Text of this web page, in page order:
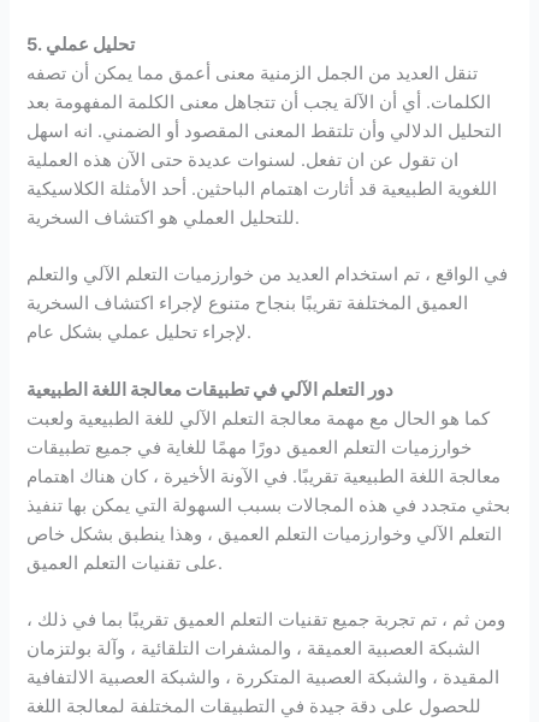
5. تحليل عملي
تنقل العديد من الجمل الزمنية معنى أعمق مما يمكن أن تصفه
الكلمات. أي أن الآلة يجب أن تتجاهل معنى الكلمة المفهومة بعد
التحليل الدلالي وأن تلتقط المعنى المقصود أو الضمني. انه اسهل
ان تقول عن ان تفعل. لسنوات عديدة حتى الآن هذه العملية
اللغوية الطبيعية قد أثارت اهتمام الباحثين. أحد الأمثلة الكلاسيكية
للتحليل العملي هو اكتشاف السخرية.
في الواقع ، تم استخدام العديد من خوارزميات التعلم الآلي والتعلم
العميق المختلفة تقريبًا بنجاح متنوع لإجراء اكتشاف السخرية
لإجراء تحليل عملي بشكل عام.
دور التعلم الآلي في تطبيقات معالجة اللغة الطبيعية
كما هو الحال مع مهمة معالجة التعلم الآلي للغة الطبيعية ولعبت
خوارزميات التعلم العميق دورًا مهمًا للغاية في جميع تطبيقات
معالجة اللغة الطبيعية تقريبًا. في الآونة الأخيرة ، كان هناك اهتمام
بحثي متجدد في هذه المجالات بسبب السهولة التي يمكن بها تنفيذ
التعلم الآلي وخوارزميات التعلم العميق ، وهذا ينطبق بشكل خاص
على تقنيات التعلم العميق.
ومن ثم ، تم تجربة جميع تقنيات التعلم العميق تقريبًا بما في ذلك ،
الشبكة العصبية العميقة ، والمشفرات التلقائية ، وآلة بولتزمان
المقيدة ، والشبكة العصبية المتكررة ، والشبكة العصبية الالتفافية
للحصول على دقة جيدة في التطبيقات المختلفة لمعالجة اللغة